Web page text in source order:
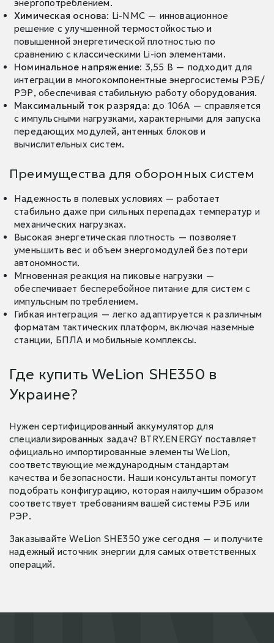
энергопотреблением.
Химическая основа: Li-NMC — инновационное
решение с улучшенной термостойкостью и
повышенной энергетической плотностью по
сравнению с классическими Li-ion элементами.
Номинальное напряжение: 3,55 В — подходит для
интеграции в многокомпонентные энергосистемы РЭБ/
РЭР, обеспечивая стабильную работу оборудования.
Максимальный ток разряда: до 106А — справляется
с импульсными нагрузками, характерными для запуска
передающих модулей, антенных блоков и
вычислительных систем.
Преимущества для оборонных систем
Надежность в полевых условиях — работает
стабильно даже при сильных перепадах температур и
механических нагрузках.
Высокая энергетическая плотность — позволяет
уменьшить вес и объем энергомодулей без потери
автономности.
Мгновенная реакция на пиковые нагрузки —
обеспечивает бесперебойное питание для систем с
импульсным потреблением.
Гибкая интеграция — легко адаптируется к различным
форматам тактических платформ, включая наземные
станции, БПЛА и мобильные комплексы.
Где купить WeLion SHE350 в
Украине?
Нужен сертифицированный аккумулятор для
специализированных задач? BTRY.ENERGY поставляет
официально импортированные элементы WeLion,
соответствующие международным стандартам
качества и безопасности. Наши консультанты помогут
подобрать конфигурацию, которая наилучшим образом
соответствует требованиям вашей системы РЭБ или
РЭР.
Заказывайте WeLion SHE350 уже сегодня — и получите
надежный источник энергии для самых ответственных
операций.